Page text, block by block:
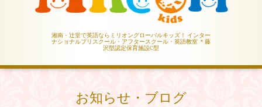
湘南・辻堂で英語ならミリオングローバルキッズ！ インター
ナショナルプリスクール・アフタースクール・英語教室 ＊藤
沢型認定保育施設C型
お知らせ・ブログ